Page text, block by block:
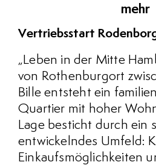
mehr
Vertriebsstart
„Leben in der Mitte
von Rothenburgort
Bille entsteht ein
Quartier mit hoher
Lage besticht durch ein
entwickelndes Umfeld:
Einkaufsmöglichkeiten